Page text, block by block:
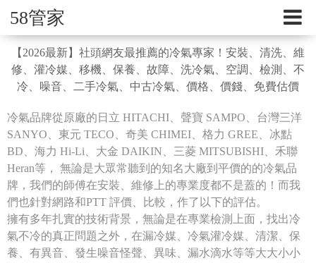
58管家
【2026最新】社頭網友最推薦的冷氣專家！安裝、清洗、維
修、灌冷媒、移機、保養、故障、洗冷氣、空調、檢測、不
冷、噪音、二手冷氣、中古冷氣、價格、價錢、免費估價
冷氣品牌從原廠的日立 HITACHI、聲寶 SAMPO、台灣三洋
SANYO、東元 TECO、奇美 CHIMEI、格力 GREE、冰點
BD、海力 Hi-Li、大金 DAIKIN、三菱 MITSUBISHI、禾聯
Heran等， 無論是大眾常聽到的知名大廠到平價的的冷氣品
牌，我們的師傅在安裝、維修上的專業度都不是蓋的！而我
們也針對網路和PTT 評價、比較，作了以下的評估。
擁有多年扎實的技術背景，無論是在專業檢測上面，找出冷
氣不冷的真正問題之外，在漏冷媒、冷氣灌冷媒、清潔、保
養、有異音、發生噪音怪聲、異味、漏水滴水等等大大小小